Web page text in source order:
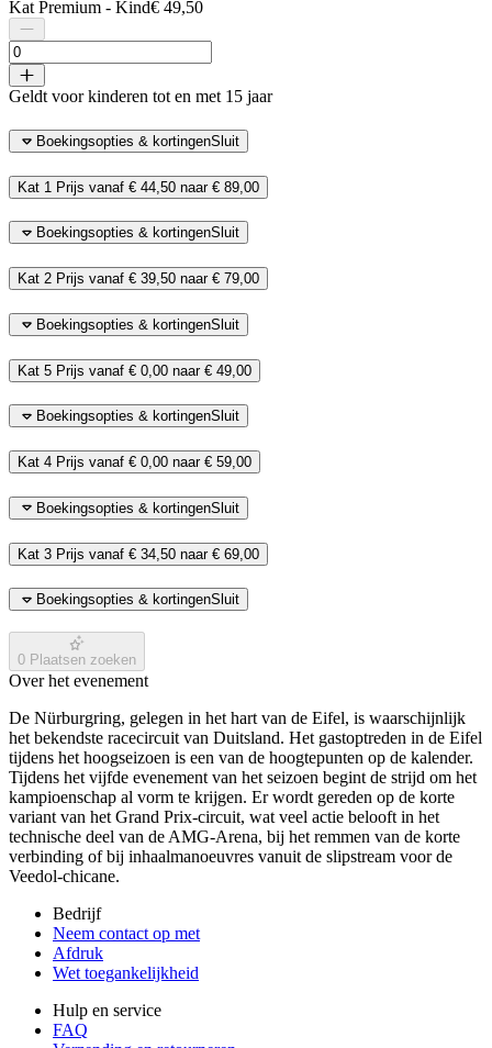
Kat Premium - Kind€ 49,50
Geldt voor kinderen tot en met 15 jaar
Boekingsopties & kortingenSluit
Kat 1 Prijs vanaf € 44,50 naar € 89,00
Boekingsopties & kortingenSluit
Kat 2 Prijs vanaf € 39,50 naar € 79,00
Boekingsopties & kortingenSluit
Kat 5 Prijs vanaf € 0,00 naar € 49,00
Boekingsopties & kortingenSluit
Kat 4 Prijs vanaf € 0,00 naar € 59,00
Boekingsopties & kortingenSluit
Kat 3 Prijs vanaf € 34,50 naar € 69,00
Boekingsopties & kortingenSluit
0 Plaatsen zoeken
Over het evenement
De Nürburgring, gelegen in het hart van de Eifel, is waarschijnlijk
het bekendste racecircuit van Duitsland. Het gastoptreden in de Eifel
tijdens het hoogseizoen is een van de hoogtepunten op de kalender.
Tijdens het vijfde evenement van het seizoen begint de strijd om het
kampioenschap al vorm te krijgen. Er wordt gereden op de korte
variant van het Grand Prix-circuit, wat veel actie belooft in het
technische deel van de AMG-Arena, bij het remmen van de korte
verbinding of bij inhaalmanoeuvres vanuit de slipstream voor de
Veedol-chicane.
Bedrijf
Neem contact op met
Afdruk
Wet toegankelijkheid
Hulp en service
FAQ